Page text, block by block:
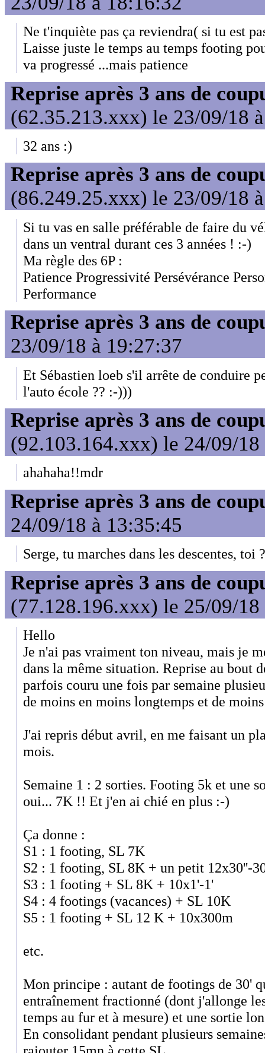
Ne t'inquiète pas ça reviendra( si tu est
Laisse juste le temps au temps footing
va progressé ...mais patience
Reprise après 3 ans de
(62.35.213.xxx) le 23/09/18
32 ans :)
Reprise après 3 ans de
(86.249.25.xxx) le 23/09/18
Si tu vas en salle préférable de faire du
dans un ventral durant ces 3 années ! :-)
Ma règle des 6P :
Patience Progressivité Persévérance
Performance
Reprise après 3 ans de
23/09/18 à 19:27:37
Et Sébastien loeb s'il arrête de conduire
l'auto école ?? :-)))
Reprise après 3 ans de
(92.103.164.xxx) le 24/09/18
ahahaha!!mdr
Reprise après 3 ans de
24/09/18 à 13:35:45
Serge, tu marches dans les descentes, toi ?
Reprise après 3 ans de
(77.128.196.xxx) le 25/09/18
Hello
Je n'ai pas vraiment ton niveau, mais je
dans la même situation. Reprise au bout
parfois couru une fois par semaine
de moins en moins longtemps et de
J'ai repris début avril, en me faisant un
mois.
Semaine 1 : 2 sorties. Footing 5k et une
oui... 7K !! Et j'en ai chié en plus :-)
Ça donne :
S1 : 1 footing, SL 7K
S2 : 1 footing, SL 8K + un petit 12x30''-
S3 : 1 footing + SL 8K + 10x1'-1'
S4 : 4 footings (vacances) + SL 10K
S5 : 1 footing + SL 12 K + 10x300m
etc.
Mon principe : autant de footings de 30'
entraînement fractionné (dont j'allonge
temps au fur et à mesure) et une sortie
En consolidant pendant plusieurs